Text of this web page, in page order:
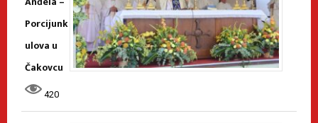
Porcijunk
ulova u
Čakovcu
420